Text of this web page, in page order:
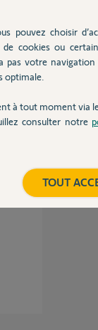
pouvez choisir
cookies ou
pas votre
optimale.
à tout moment via
consulter notre
TOUT